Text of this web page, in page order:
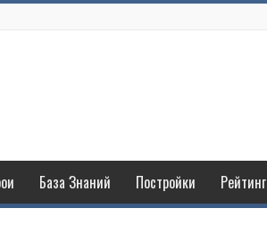
База Знаний Постройки Рейтинг